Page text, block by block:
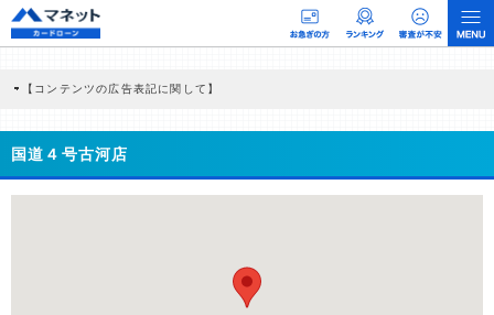
【コンテンツの広告表記に関して】
商品を根拠なくPRするものではなく、当編集部の調査／ユーザーへの口コミ収集な
どに基づき、公平性を担保した情報提供を行っています。
>提携企業一覧
国道４号古河店